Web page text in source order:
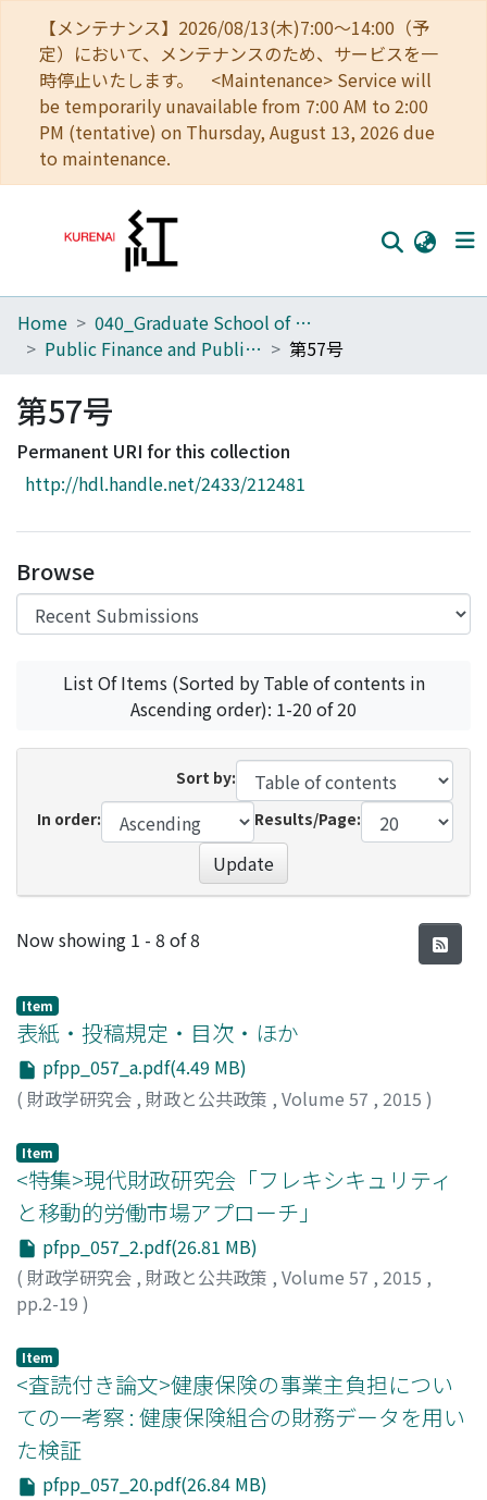
【メンテナンス】2026/08/13(木)7:00～14:00（予
定）において、メンテナンスのため、サービスを一
時停止いたします。 <Maintenance> Service will
be temporarily unavailable from 7:00 AM to 2:00
PM (tentative) on Thursday, August 13, 2026 due
to maintenance.
Home
Browse
Download Ranking
Access Statistics
Home
040_Graduate School of Economics
Public Finance and Public Policy
第57号
第57号
Permanent URI for this collection
http://hdl.handle.net/2433/212481
Browse
List Of Items (Sorted by Table of contents in
Ascending order): 1-20 of 20
Sort by:
In order:
Results/Page:
Update
Recent Submissions
Now showing 1 - 8 of 8
Item
表紙・投稿規定・目次・ほか
pfpp_057_a.pdf(4.49 MB)
( 財政学研究会 , 財政と公共政策 , Volume 57 , 2015 )
Item
<特集>現代財政研究会「フレキシキュリティ
と移動的労働市場アプローチ」
pfpp_057_2.pdf(26.81 MB)
( 財政学研究会 , 財政と公共政策 , Volume 57 , 2015 ,
pp.2-19 )
Item
<査読付き論文>健康保険の事業主負担につい
ての一考察 : 健康保険組合の財務データを用い
た検証
pfpp_057_20.pdf(26.84 MB)